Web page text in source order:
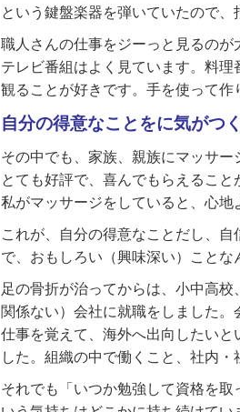
という鍵盤楽器を弾いていたので、
職人さんの仕事をジーっと見るのが
テレビ番組はよく見ています。料
観ることが好きです。手を使って作
自分の得意なことをに気がつく
その中でも、家族、親族にマッサー
とても好評で、喜んでもらえること
私がマッサージをしていると、心地
これが、自分の得意なことだし、
で、おもしろい（興味深い）ことな
足の骨折が治ってからは、小中高
関係ない）会社に就職をしました。
仕事を覚えて、海外へ出向したいと
した。組織の中で働くこと、社内・
それでも「いつか勉強して資格を